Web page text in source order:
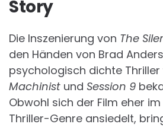
Story
Die Inszenierung von The
den Händen von Brad
psychologisch dichte Thriller
Machinist und Session 9
Obwohl sich der Film eher
Thriller-Genre ansiedelt,